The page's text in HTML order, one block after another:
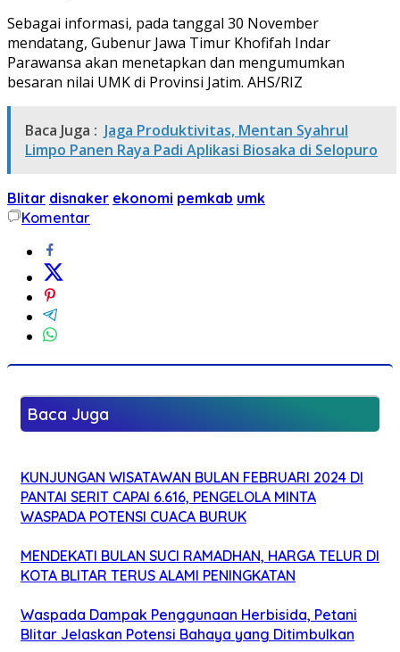
Sebagai informasi, pada tanggal 30 November
mendatang, Gubenur Jawa Timur Khofifah Indar
Parawansa akan menetapkan dan mengumumkan
besaran nilai UMK di Provinsi Jatim. AHS/RIZ
Baca Juga : Jaga Produktivitas, Mentan Syahrul
Limpo Panen Raya Padi Aplikasi Biosaka di Selopuro
Blitar disnaker ekonomi pemkab umk
Komentar
Baca Juga
KUNJUNGAN WISATAWAN BULAN FEBRUARI 2024 DI
PANTAI SERIT CAPAI 6.616, PENGELOLA MINTA
WASPADA POTENSI CUACA BURUK
MENDEKATI BULAN SUCI RAMADHAN, HARGA TELUR DI
KOTA BLITAR TERUS ALAMI PENINGKATAN
Waspada Dampak Penggunaan Herbisida, Petani
Blitar Jelaskan Potensi Bahaya yang Ditimbulkan